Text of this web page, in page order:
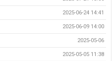
2025-06-24 14:41
2025-06-09 14:00
2025-05-06
2025-05-05 11:38